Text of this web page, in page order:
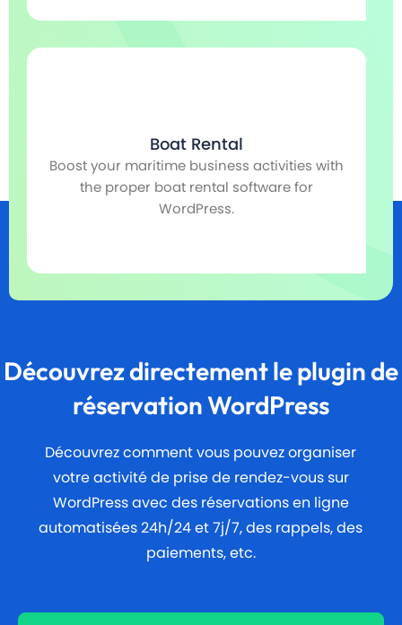
Boat Rental
Boost your maritime business activities with
the proper boat rental software for
WordPress.
Découvrez directement le plugin de
réservation WordPress
Découvrez comment vous pouvez organiser
votre activité de prise de rendez-vous sur
WordPress avec des réservations en ligne
automatisées 24h/24 et 7j/7, des rappels, des
paiements, etc.